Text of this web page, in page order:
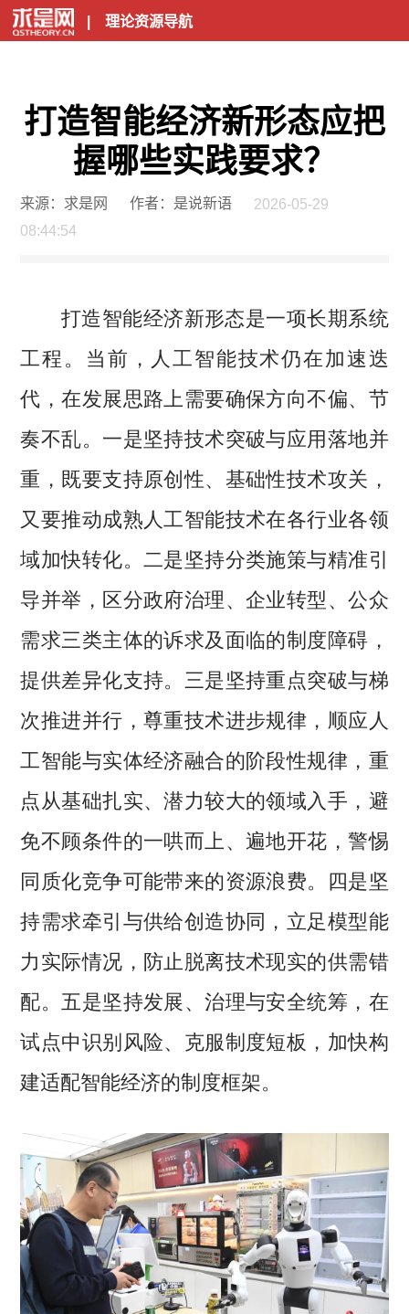
| 理论资源导航
打造智能经济新形态应把
握哪些实践要求？
来源：求是网 作者：是说新语
2026-05-29
08:44:54
打造智能经济新形态是一项长期系统
工程。当前，人工智能技术仍在加速迭
代，在发展思路上需要确保方向不偏、节
奏不乱。一是坚持技术突破与应用落地并
重，既要支持原创性、基础性技术攻关，
又要推动成熟人工智能技术在各行业各领
域加快转化。二是坚持分类施策与精准引
导并举，区分政府治理、企业转型、公众
需求三类主体的诉求及面临的制度障碍，
提供差异化支持。三是坚持重点突破与梯
次推进并行，尊重技术进步规律，顺应人
工智能与实体经济融合的阶段性规律，重
点从基础扎实、潜力较大的领域入手，避
免不顾条件的一哄而上、遍地开花，警惕
同质化竞争可能带来的资源浪费。四是坚
持需求牵引与供给创造协同，立足模型能
力实际情况，防止脱离技术现实的供需错
配。五是坚持发展、治理与安全统筹，在
试点中识别风险、克服制度短板，加快构
建适配智能经济的制度框架。